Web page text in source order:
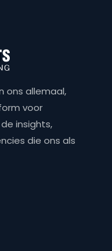
ons allemaal,
voor
insights,
die ons als